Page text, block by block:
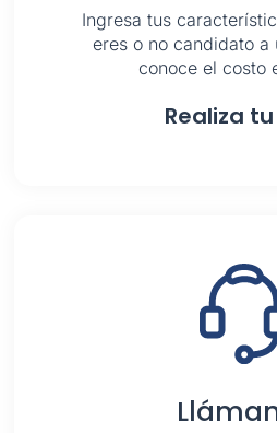
Ingresa tus
eres o no candidato a
conoce el costo
Realiza